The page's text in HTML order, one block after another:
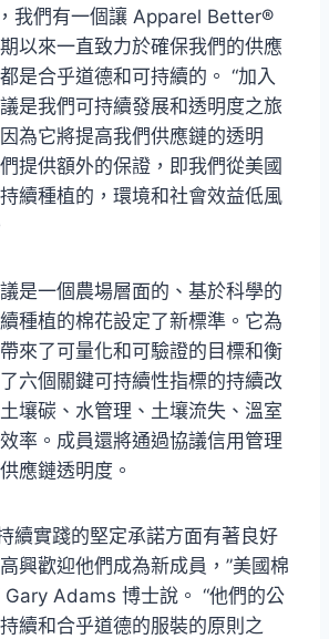
我們有一個讓 Apparel Better®
以來一直致力於確保我們的供應
是合乎道德和可持續的。 “加入
是我們可持續發展和透明度之旅
為它將提高我們供應鏈的透明
提供額外的保證，即我們從美國
續種植的，環境和社會效益低風
是一個農場層面的、基於科學的
種植的棉花設定了新標準。它為
來了可量化和可驗證的目標和衡
六個關鍵可持續性指標的持續改
壤碳、水管理、土壤流失、溫室
率。成員還將通過協議信用管理
應鏈透明度。
續實踐的堅定承諾方面有著良好
興歡迎他們成為新成員，”美國棉
Adams 博士說。 “他們的公
續和合乎道德的服裝的原則之